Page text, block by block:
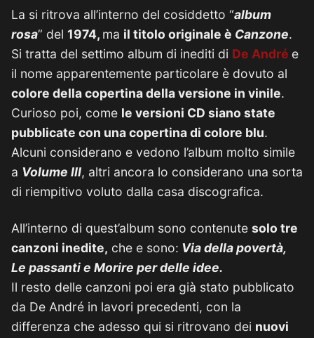
La si ritrova all’interno del cosiddetto “album
rosa” del 1974, ma il titolo originale è Canzone.
Si tratta del settimo album di inediti di De André e
il nome apparentemente particolare è dovuto al
colore della copertina della versione in vinile.
Curioso poi, come le versioni CD siano state
pubblicate con una copertina di colore blu.
Alcuni considerano e vedono l’album molto simile
a Volume III, altri ancora lo considerano una sorta
di riempitivo voluto dalla casa discografica.
All’interno di quest’album sono contenute solo tre
canzoni inedite, che e sono: Via della povertà,
Le passanti e Morire per delle idee.
Il resto delle canzoni poi era già stato pubblicato
da De André in lavori precedenti, con la
differenza che adesso qui si ritrovano dei nuovi